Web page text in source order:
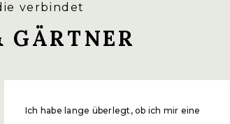
verbindet
Ich habe lange überlegt, ob ich mir eine